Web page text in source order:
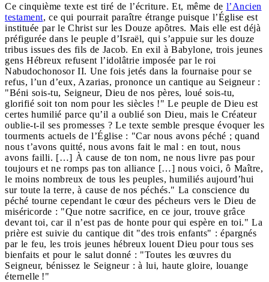
Ce cinquième texte est tiré de l’écriture. Et, même de l’Ancien
testament, ce qui pourrait paraître étrange puisque l’Église est
instituée par le Christ sur les Douze apôtres. Mais elle est déjà
préfigurée dans le peuple d’Israël, qui s’appuie sur les douze
tribus issues des fils de Jacob. En exil à Babylone, trois jeunes
gens Hébreux refusent l’idolâtrie imposée par le roi
Nabudochonosor II. Une fois jetés dans la fournaise pour se
refus, l’un d’eux, Azarias, prononce un cantique au Seigneur :
"Béni sois-tu, Seigneur, Dieu de nos pères, loué sois-tu,
glorifié soit ton nom pour les siècles !" Le peuple de Dieu est
certes humilié parce qu’il a oublié son Dieu, mais le Créateur
oublie-t-il ses promesses ? Le texte semble presque évoquer les
tourments actuels de l’Église : "Car nous avons péché ; quand
nous t’avons quitté, nous avons fait le mal : en tout, nous
avons failli. […] À cause de ton nom, ne nous livre pas pour
toujours et ne romps pas ton alliance […] nous voici, ô Maître,
le moins nombreux de tous les peuples, humiliés aujourd’hui
sur toute la terre, à cause de nos péchés." La conscience du
péché tourne cependant le cœur des pécheurs vers le Dieu de
miséricorde : "Que notre sacrifice, en ce jour, trouve grâce
devant toi, car il n’est pas de honte pour qui espère en toi." La
prière est suivie du cantique dit "des trois enfants" : épargnés
par le feu, les trois jeunes hébreux louent Dieu pour tous ses
bienfaits et pour le salut donné : "Toutes les œuvres du
Seigneur, bénissez le Seigneur : à lui, haute gloire, louange
éternelle !"